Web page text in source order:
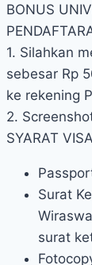
BONUS
1. Silahkan
sebesar Rp
ke rekening
2.
SYARAT
Surat
surat